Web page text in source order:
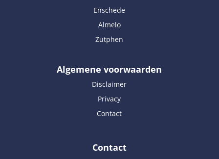
Enschede
Almelo
Zutphen
Algemene voorwaarden
Disclaimer
Privacy
Contact
Contact